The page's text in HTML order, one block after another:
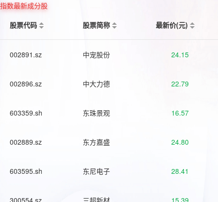
指数最新成分股
股票代码
股票简称 最新价(元)
002891.sz 中宠股份 24.15
002896.sz 中大力德 22.79
603359.sh 东珠景观 16.57
002889.sz 东方嘉盛 24.80
603595.sh 东尼电子 28.41
300554.sz 三超新材 15.39